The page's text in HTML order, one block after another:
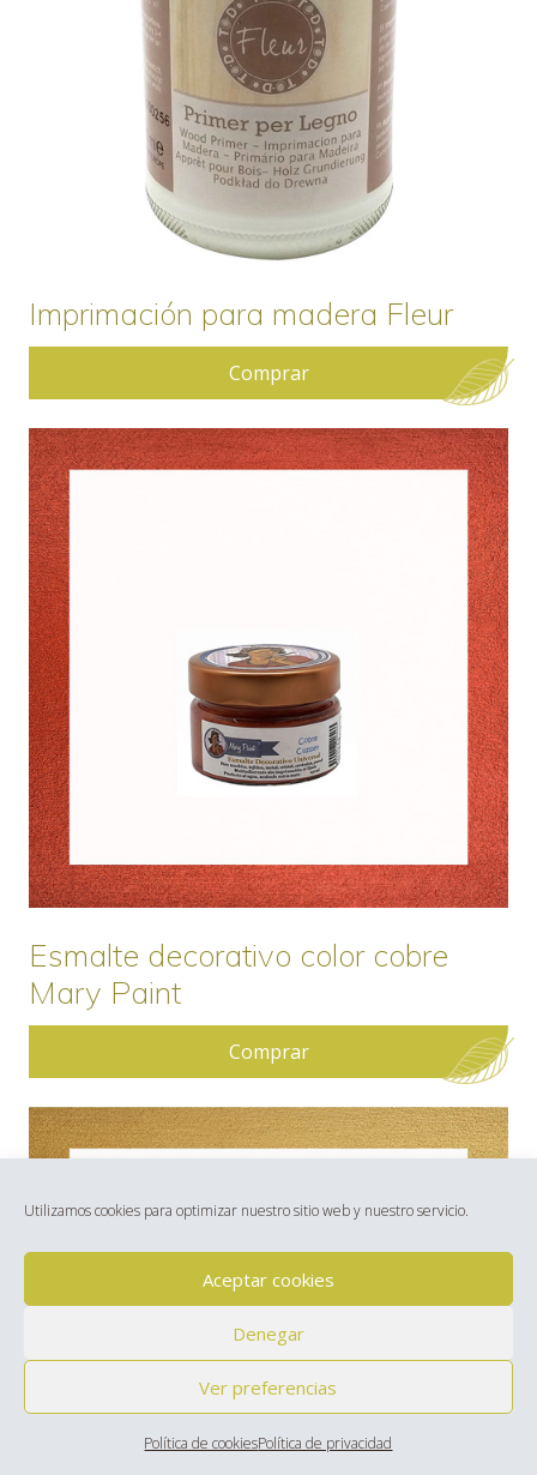
Utilizamos cookies para optimizar nuestro sitio web y nuestro servicio.
Aceptar cookies
Denegar
Ver preferencias
Política de cookiesPolítica de privacidad
Imprimación para madera Fleur
Comprar
Esmalte decorativo color cobre
Mary Paint
Comprar